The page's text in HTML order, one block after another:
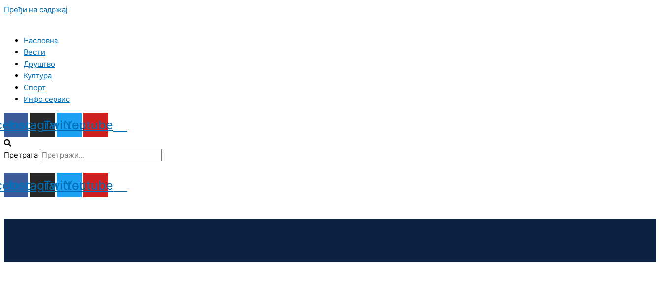
Пређи на садржај
Насловна
Вести
Друштво
Култура
Спорт
Инфо сервис
Instagram
TwitterYoutube
Претрага
Instagram
TwitterYoutube